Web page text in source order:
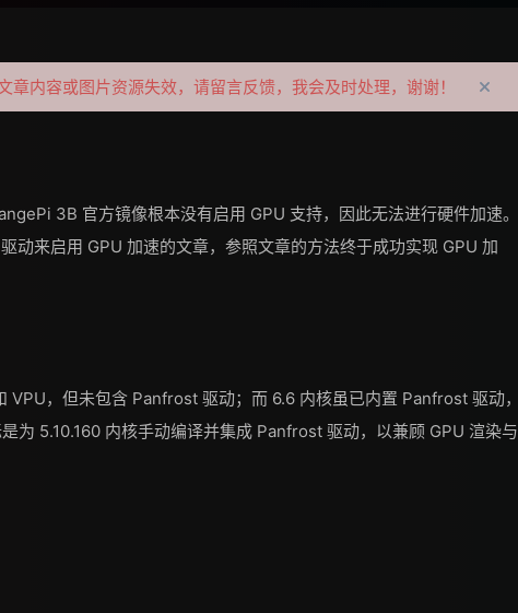
内容或图片资源失效，请留言反馈，我会及时处理，谢谢！
3B 官方镜像根本没有启用 GPU 支持，因此无法进行硬件加速。
动来启用 GPU 加速的文章，参照文章的方法终于成功实现 GPU 加
VPU，但未包含 Panfrost 驱动；而 6.6 内核虽已内置 Panfrost 驱动，
为 5.10.160 内核手动编译并集成 Panfrost 驱动，以兼顾 GPU 渲染与